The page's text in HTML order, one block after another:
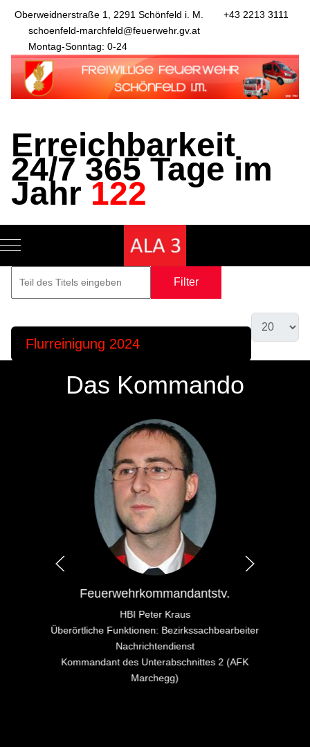
Oberweidnerstraße 1, 2291 Schönfeld i. M.
+43 2213 3111
schoenfeld-marchfeld@feuerwehr.gv.at
Montag-Sonntag: 0-24
Erreichbarkeit
24/7 365 Tage im
Jahr122
Mobile Menu Toggle
Filter
Flurreinigung 2024
Das Kommando
Feuerwehrkommandantstv.
HBI Peter Kraus
Überörtliche Funktionen: Bezirkssachbearbeiter
Nachrichtendienst
Kommandant des Unterabschnittes 2 (AFK
Marchegg)